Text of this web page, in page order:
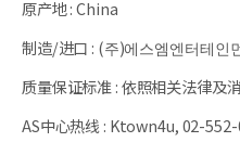
原产地:China
制造/进口 : (주)에스엠엔터테
质量保证标准 :依照相关法律及
AS中心热线 : Ktown4u, 02-552-